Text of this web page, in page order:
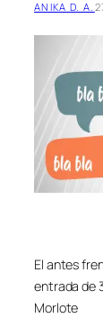
ANIKA D. A.
El antes
entrada de
Morlote